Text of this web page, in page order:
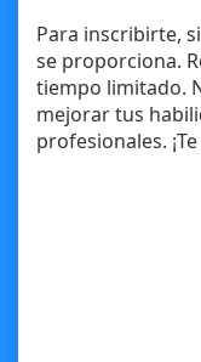
Para inscribirte,
se proporciona.
tiempo limitado.
mejorar tus
profesionales.